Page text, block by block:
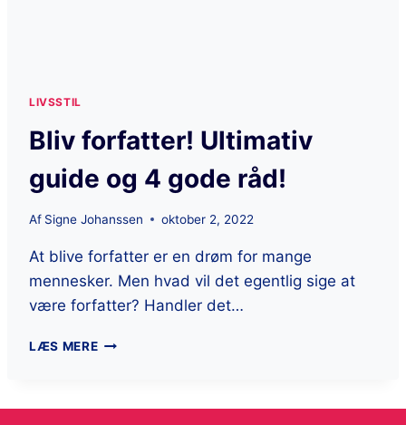
LIVSSTIL
Bliv forfatter! Ultimativ
guide og 4 gode råd!
Af Signe Johanssen oktober 2, 2022
At blive forfatter er en drøm for mange
mennesker. Men hvad vil det egentlig sige at
være forfatter? Handler det…
LÆS MERE